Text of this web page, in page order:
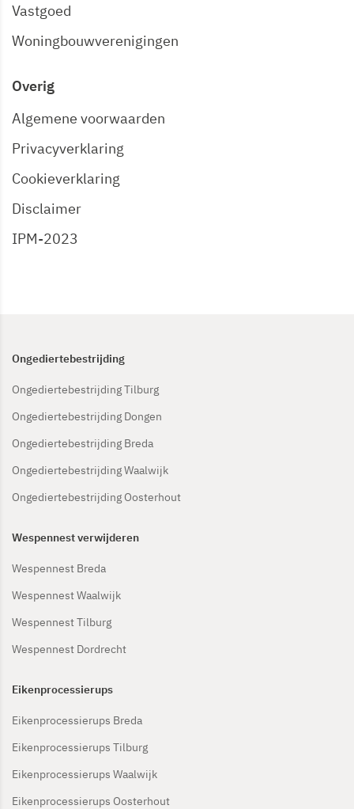
Vastgoed
Woningbouwverenigingen
Overig
Algemene voorwaarden
Privacyverklaring
Cookieverklaring
Disclaimer
IPM-2023
Ongediertebestrijding
Ongediertebestrijding Tilburg
Ongediertebestrijding Dongen
Ongediertebestrijding Breda
Ongediertebestrijding Waalwijk
Ongediertebestrijding Oosterhout
Wespennest verwijderen
Wespennest Breda
Wespennest Waalwijk
Wespennest Tilburg
Wespennest Dordrecht
Eikenprocessierups
Eikenprocessierups Breda
Eikenprocessierups Tilburg
Eikenprocessierups Waalwijk
Eikenprocessierups Oosterhout